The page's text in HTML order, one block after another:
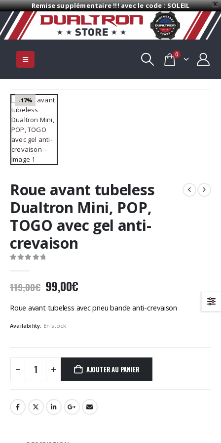
X
Remise supplémentaire !!! avec le code : SOLEIL
0
-17%
Roue avant tubeless
Dualtron Mini, POP,
TOGO avec gel anti-
crevaison
119,00€ Le
prix
initial
était :
119,00€.
99,00€Le
actuel
Roue avant tubeless avec pneu bande anti-crevaison
Availability: En stock
AJOUTER AU PANIER